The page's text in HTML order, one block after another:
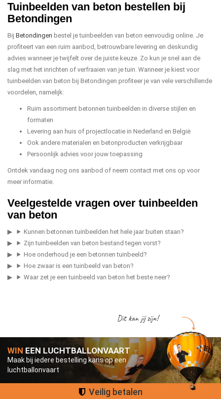
Tuinbeelden van beton bestellen bij
Betondingen
Bij Betondingen bestel je tuinbeelden van beton eenvoudig online. Je
profiteert van een ruim aanbod, betrouwbare levering en deskundig
advies wanneer je twijfelt over de juiste keuze. Zo kun je snel aan de
slag met het inrichten of verfraaien van je tuin. Wanneer je kiest voor
tuinbeelden van beton bij Betondingen profiteer je van vele verschillende
voordelen, namelijk:
Ruim assortiment betonnen tuinbeelden in diverse stijlen en
formaten
Levering aan huis of projectlocatie in Nederland en België
Ook andere materialen en betonproducten verkrijgbaar
Persoonlijk advies voor jouw toepassing
Ontdek vandaag nog ons aanbod of neem contact met ons op voor
meer informatie.
Veelgestelde vragen over tuinbeelden
van beton
Kunnen betonnen tuinbeelden het hele jaar buiten staan?
Zijn tuinbeelden van beton bestand tegen vorst?
Hoe onderhoud je een betonnen tuinbeeld?
Hoe zwaar is een tuinbeeld van beton?
Waar zet je een tuinbeeld van beton het beste neer?
WIN EEN LUCHTBALLONVAART
Maak bij iedere bestelling kans op een
luchtballonvaart
Dit kan jij zijn!
Groot assortiment